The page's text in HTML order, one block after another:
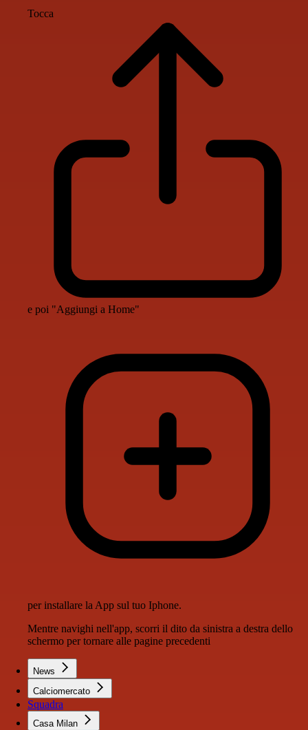
Tocca
e poi "Aggiungi a Home"
per installare la App sul tuo Iphone.
Mentre navighi nell'app, scorri il dito da sinistra a destra dello
schermo per tornare alle pagine precedenti
News
Calciomercato
Squadra
Casa Milan